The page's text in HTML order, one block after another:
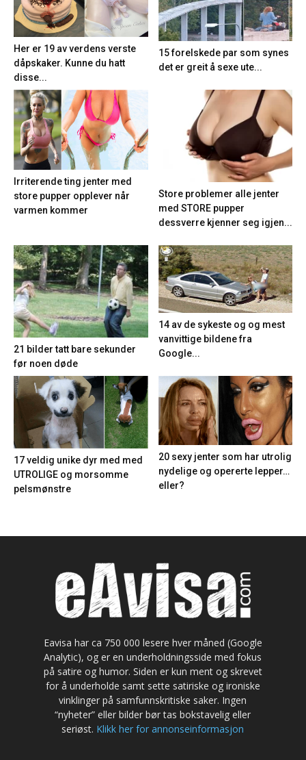
Her er 19 av verdens verste
dåpskaker. Kunne du hatt
disse...
15 forelskede par som synes
det er greit å sexe ute...
Irriterende ting jenter med
store pupper opplever når
varmen kommer
Store problemer alle jenter
med STORE pupper
dessverre kjenner seg igjen...
21 bilder tatt bare sekunder
før noen døde
14 av de sykeste og og mest
vanvittige bildene fra
Google...
17 veldig unike dyr med med
UTROLIGE og morsomme
pelsmønstre
20 sexy jenter som har utrolig
nydelige og opererte lepper…
eller?
Eavisa har ca 750 000 lesere hver måned (Google
Analytic), og er en underholdningsside med fokus
på satire og humor. Siden er kun ment og skrevet
for å underholde samt sette satiriske og ironiske
vinklinger på samfunnskritiske saker. Ingen
“nyheter” eller bilder bør tas bokstavelig eller
seriøst. Klikk her for annonseinformasjon